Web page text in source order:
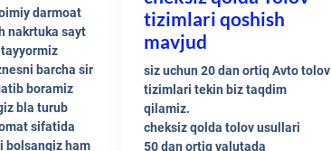
darmoat
nakrtuka sayt
barcha sir
boramiz
bla turub
sifatida
bolsangiz ham
tizimlari qoshish
mavjud
siz uchun 20 dan ortiq Avto tolov
tizimlari tekin biz taqdim
qilamiz.
cheksiz qolda tolov usullari
50 dan ortiq valutada